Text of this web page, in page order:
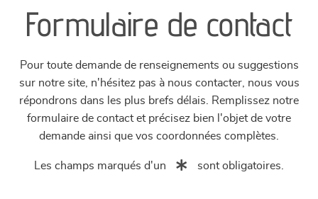
Formulaire de contact
Pour toute demande de renseignements ou suggestions
sur notre site, n'hésitez pas à nous contacter, nous vous
répondrons dans les plus brefs délais. Remplissez notre
formulaire de contact et précisez bien l'objet de votre
demande ainsi que vos coordonnées complètes.
Les champs marqués d'un sont obligatoires.